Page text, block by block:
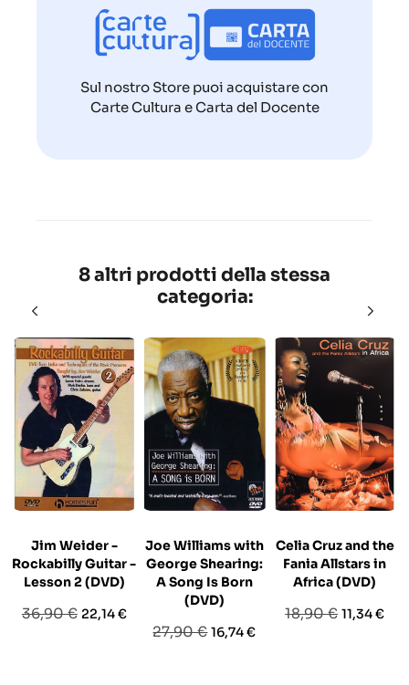
Sul nostro Store puoi acquistare con
Carte Cultura e Carta del Docente
8 altri prodotti della stessa
categoria:
Jim Weider -
Rockabilly Guitar -
Lesson 2 (DVD)
Prezzo
36,90 € Prezzo
22,14 €
Joe Williams with
George Shearing:
A Song Is Born
(DVD)
Prezzo
27,90 €Prezzo
16,74 €
Celia Cruz and the
Fania Allstars in
Africa (DVD)
Prezzo
18,90 € Prezzo
11,34 €